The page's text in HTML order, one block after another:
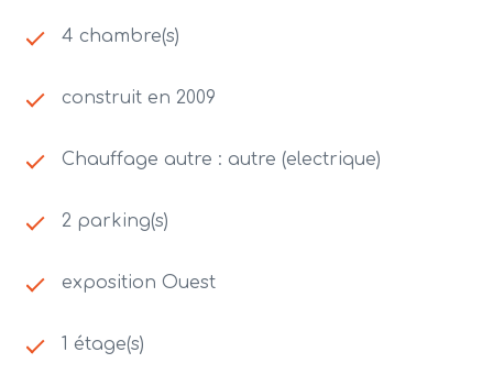
4 chambre(s)
construit en 2009
Chauffage autre : autre (electrique)
2 parking(s)
exposition Ouest
1 étage(s)